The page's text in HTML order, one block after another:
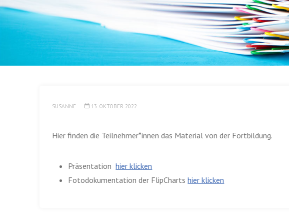
SUSANNE 13. OKTOBER 2022
Hier finden die Teilnehmer*innen das Material von der Fortbildung.
Präsentationhier klicken
Fotodokumentation der FlipChartshier klicken